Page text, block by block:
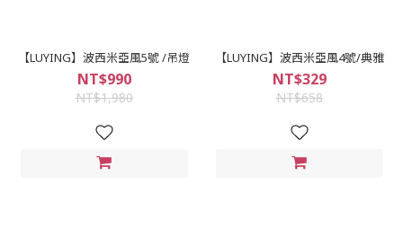
【LUYING】波西米亞風5號 /吊燈
NT$990
NT$1,980
【LUYING】波西米亞風4號/典雅
NT$329
NT$658